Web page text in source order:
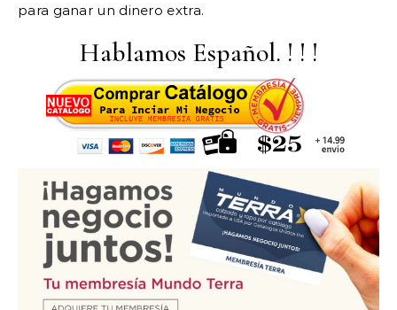
para ganar un dinero extra.
Hablamos Español. ! ! !